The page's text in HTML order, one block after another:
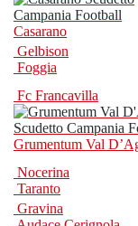
Casarano
Gelbison
Foggia
Fc Francavilla
Grumentum Val
Nocerina
Taranto
Gravina